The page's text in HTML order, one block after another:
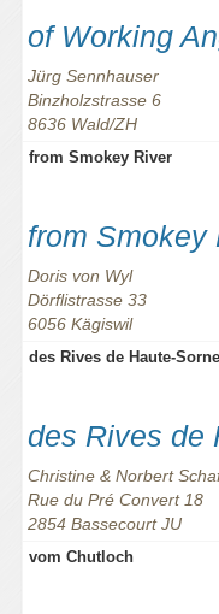
of Working
Jürg Sennhauser
Binzholzstrasse 6
8636 Wald/ZH
from Smokey River
from Smokey
Doris von Wyl
Dörflistrasse 33
6056 Kägiswil
des Rives de Haute-Sorne
des Rives de
Christine & Norbert
Rue du Pré Convert 18
2854 Bassecourt JU
vom Chutloch